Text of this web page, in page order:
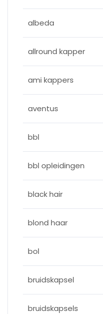
albeda
allround kapper
ami kappers
aventus
bbl
bbl opleidingen
black hair
blond haar
bol
bruidskapsel
bruidskapsels